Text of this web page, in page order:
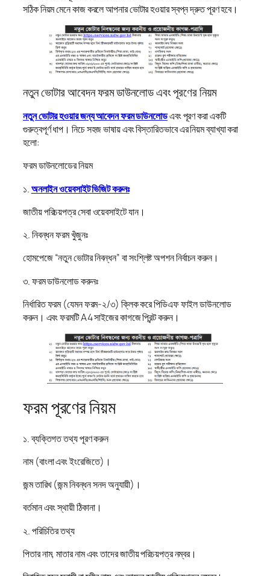
সঠিক নিয়ম মেনে কাজ করলে আপনার ভোটার হওয়ার স্বপ্ন দ্রুত পূরণ হবে।
নতুন ভোটার আবেদন ফরম ডাউনলোড এবং পূরণের নিয়ম
নতুন ভোটার হওয়ার জন্য আবেদন ফরম ডাউনলোডএবং পূরণ করা একটি
গুরুত্বপূর্ণ ধাপ। নিচে সহজ ভাষায় এবং বিস্তারিতভাবে এর নিয়ম ব্যাখ্যা করা
হলো:
ফরম ডাউনলোডের নিয়ম
১.অনলাইন ওয়েবসাইট ভিজিট করুনঃ
জাতীয় পরিচয়পত্র সেবা ওয়েবসাইটে যান।
২. নিবন্ধন ফরম খুঁজুনঃ
হোমপেজে “নতুন ভোটার নিবন্ধন” বা সংশ্লিষ্ট অপশন নির্বাচন করুন।
৩. ফরম ডাউনলোড করুনঃ
নির্ধারিত ফরম (যেমন ফরম-২/৩) ক্লিক করে পিডিএফ ফাইল ডাউনলোড
করুন। এবং ফরমটি A4 সাইজের কাগজে প্রিন্ট করুন।
ফরম পূরণের নিয়ম
১. ব্যক্তিগত তথ্য পূরণ করুন
নাম (বাংলা এবং ইংরেজিতে)।
জন্ম তারিখ (জন্ম নিবন্ধন সনদ অনুযায়ী)।
বর্তমান এবং স্থায়ী ঠিকানা।
২. পরিচিতির তথ্য
পিতার নাম, মাতার নাম এবং তাদের জাতীয় পরিচয়পত্র নম্বর।